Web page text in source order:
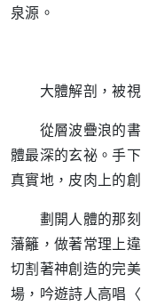
泉源。
大體解剖，被視
從層波疊浪的書
體最深的玄祕。手
真實地，皮肉上的
劃開人體的那刻
藩籬，做著常理上
切割著神創造的完
場，吟遊詩人高唱